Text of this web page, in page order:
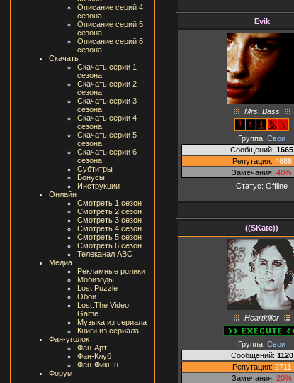
Описание серий 4
сезона
Описание серий 5
сезона
Описание серий 6
сезона
Скачать
Скачать серии 1
сезона
Скачать серии 2
сезона
Скачать серии 3
сезона
Скачать серии 4
сезона
Скачать серии 5
сезона
Скачать серии 6
сезона
Субтитры
Бонусы
Инструкции
Онлайн
Смотреть 1 сезон
Смотреть 2 сезон
Смотреть 3 сезон
Смотреть 4 сезон
Смотреть 5 сезон
Смотреть 6 сезон
Телеканал ABC
Медиа
Рекламные ролики
Мобизоды
Lost Puzzle
Обои
Lost:The Video
Game
Музыка из сериала
Книги из сериала
Фан-уголок
Фан-Арт
Фан-Клуб
Фан-Фикшн
Форум
Evik
Mrs. Bass
Группа: Свои
Сообщений: 1665
Репутация: 4686
Замечания: 40%
Статус: Offline
((SKate))
Heartkiller
Группа: Свои
Сообщений: 1120
Репутация: 2711
Замечания: 20%